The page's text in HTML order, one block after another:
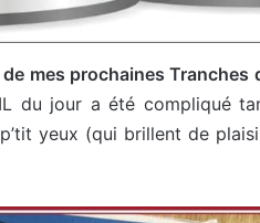
mes prochaines
du jour a été compliqué
yeux (qui brillent de